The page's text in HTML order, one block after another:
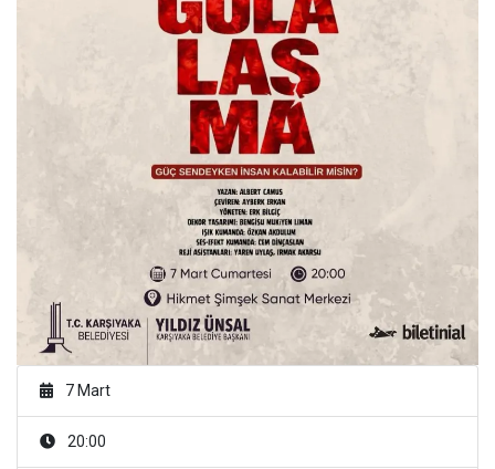
7 Mart
20:00